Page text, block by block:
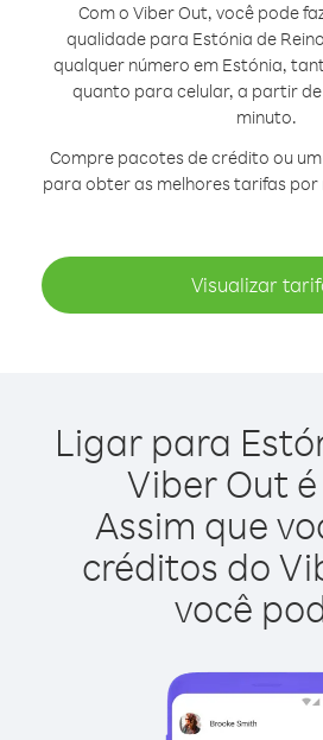
Com o Viber Out, você pode
qualidade para Estónia de
qualquer número em Estónia,
quanto para celular, a partir
minuto.
Compre pacotes de crédito ou
para obter as melhores tarifas
Visualizar
Ligar para
Viber Out
Assim que
créditos do
você